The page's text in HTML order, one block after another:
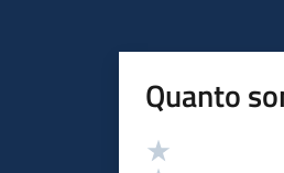
Quanto
Valutazione